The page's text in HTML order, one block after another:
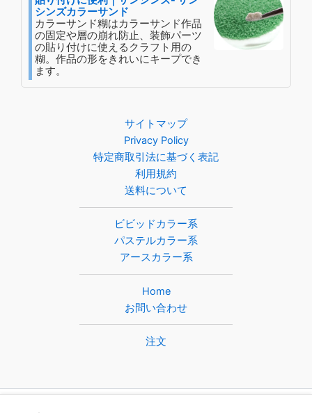
シンズカラーサンド
カラーサンド糊はカラーサンド作品
の固定や層の崩れ防止、装飾パーツ
の貼り付けに使えるクラフト用の
糊。作品の形をきれいにキープでき
ます。
サイトマップ
Privacy Policy
特定商取引法に基づく表記
利用規約
送料について
ビビッドカラー系
パステルカラー系
アースカラー系
Home
お問い合わせ
注文